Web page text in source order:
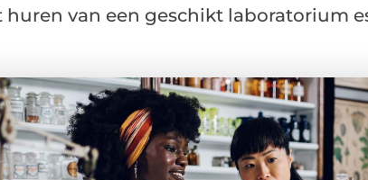
huren van een geschikt laboratorium